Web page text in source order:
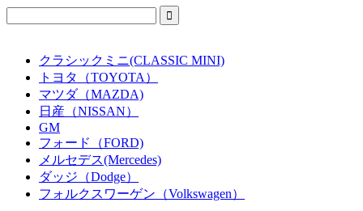
クラシックミニ(CLASSIC MINI)
トヨタ（TOYOTA）
マツダ（MAZDA)
日産（NISSAN）
GM
フォード（FORD)
メルセデス(Mercedes)
ダッジ（Dodge）
フォルクスワーゲン（Volkswagen）